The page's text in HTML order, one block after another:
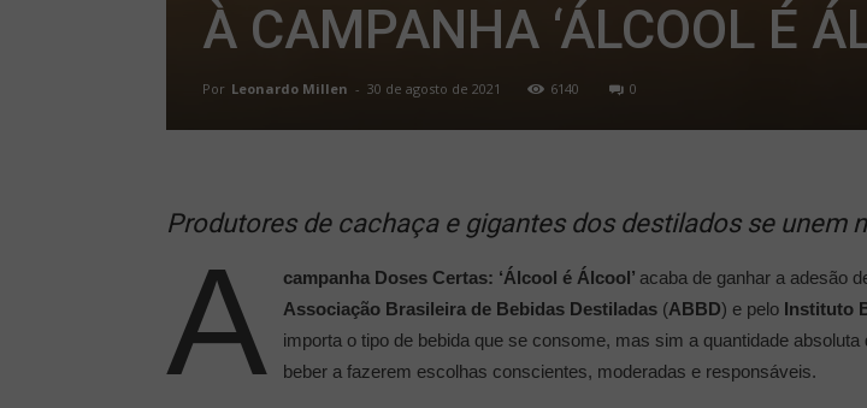
À CAMPANHA ‘ÁLCOOL É
Por Leonardo Millen - 30 de agosto de 2021 6140 0
Produtores de cachaça e gigantes dos destilados se unem
A campanha Doses Certas: ‘Álcool é Álcool’ acaba de ganhar a adesão
Associação Brasileira de Bebidas Destiladas (ABBD) e pelo Instituto
importa o tipo de bebida que se consome, mas sim a quantidade
beber a fazerem escolhas conscientes, moderadas e responsáveis.